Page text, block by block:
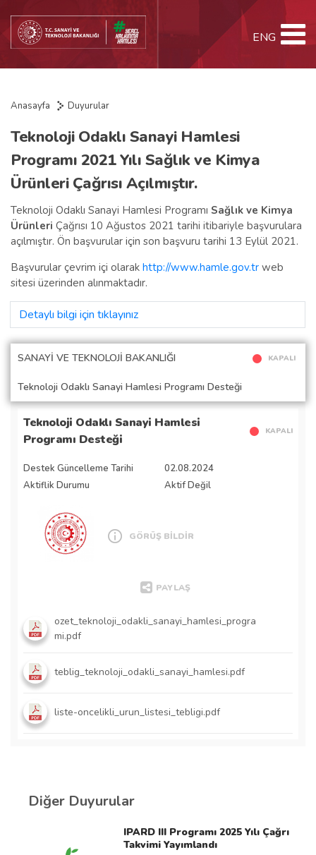
ENG
Anasayfa Duyurular
Teknoloji Odaklı Sanayi Hamlesi
Programı 2021 Yılı Sağlık ve Kimya
Ürünleri Çağrısı Açılmıştır.
Teknoloji Odaklı Sanayi Hamlesi Programı Sağlık ve Kimya
Ürünleri Çağrısı 10 Ağustos 2021 tarihi itibariyle başvurulara
açılmıştır. Ön başvurular için son başvuru tarihi 13 Eylül 2021.
Başvurular çevrim içi olarak http://www.hamle.gov.tr web
sitesi üzerinden alınmaktadır.
Detaylı bilgi için tıklayınız
SANAYİ VE TEKNOLOJİ BAKANLIĞI
Teknoloji Odaklı Sanayi Hamlesi Programı Desteği
KAPALI
Teknoloji Odaklı Sanayi Hamlesi
Programı Desteği
KAPALI
Destek Güncelleme Tarihi
02.08.2024
Aktiflik Durumu
Aktif Değil
GÖRÜŞ BİLDİR
PAYLAŞ
ozet_teknoloji_odakli_sanayi_hamlesi_progra
mi.pdf
teblig_teknoloji_odakli_sanayi_hamlesi.pdf
liste-oncelikli_urun_listesi_tebligi.pdf
Diğer Duyurular
IPARD III Programı 2025 Yılı Çağrı
Takvimi Yayımlandı